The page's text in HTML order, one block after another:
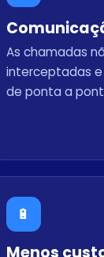
As chamadas
interceptadas
de ponta a
🔋
Menos